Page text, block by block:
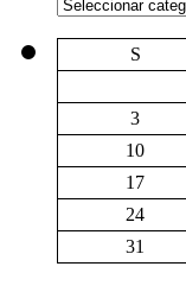
S
3
10
17
24
31